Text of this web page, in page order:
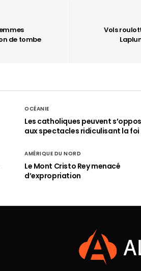
de tombe
Vols
OCÉANIE
Les catholiques peuvent
aux spectacles ridiculisant la foi
AMÉRIQUE DU NORD
Le Mont Cristo Rey menacé
d’expropriation